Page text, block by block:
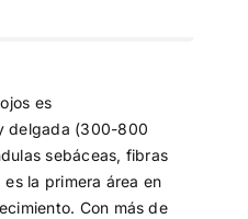
es
delgada (300-800
sebáceas, fibras
la primera área en
Con más de